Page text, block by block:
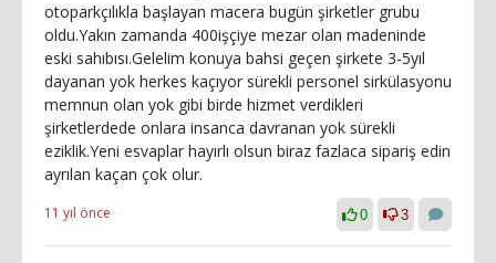
otoparkçılıkla başlayan macera bugün şirketler grubu
oldu.Yakın zamanda 400işçiye mezar olan madeninde
eski sahıbısı.Gelelim konuya bahsi geçen şirkete 3-5yıl
dayanan yok herkes kaçıyor sürekli personel sirkülasyonu
memnun olan yok gibi birde hizmet verdikleri
şirketlerdede onlara insanca davranan yok sürekli
eziklik.Yeni esvaplar hayırlı olsun biraz fazlaca sipariş edin
ayrılan kaçan çok olur.
11 yıl önce 0 3